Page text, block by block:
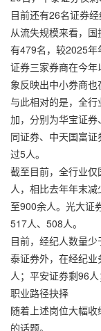
目前还有26名证券经
从流失规模来看，
有479名，较2025年
证券三家券商在今
象反映出中小券商也
与此相对的是，全
加，分别为华宝证
同证券、中天国富
过5人。
截至目前，全行业
人，相比去年年末
至900余人。光大证
517人、508人。
目前，经纪人数量
泰证券外，在经纪
人；平安证券剩96
职业路径抉择
随着上述岗位大幅
的话题。